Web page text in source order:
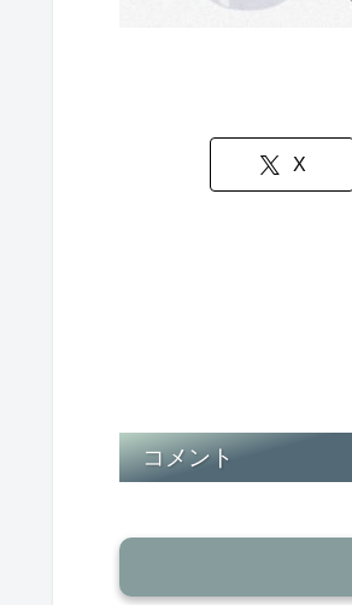
X
コメント